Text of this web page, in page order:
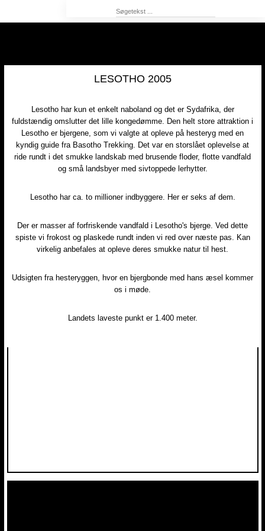
LESOTHO 2005​
Lesotho har kun et enkelt naboland og det er Sydafrika, der
fuldstændig omslutter det lille kongedømme. Den helt store attraktion i
Lesotho er bjergene, som vi valgte at opleve på hesteryg med en
kyndig guide fra Basotho Trekking.​ Det var en storslået oplevelse at
ride rundt i det smukke landskab med brusende floder, flotte vandfald
og små landsbyer med sivtoppede lerhytter.
Lesotho har ca. to millioner indbyggere. Her er seks af dem.​
Der er masser af forfriskende vandfald i Lesotho's bjerge. Ved dette
spiste vi frokost og plaskede rundt inden vi red over næste pas. Kan
virkelig anbefales at opleve deres smukke natur til hest.​
Udsigten fra hesteryggen, hvor en bjergbonde med hans æsel kommer
os i møde.​
Landets laveste punkt er 1.400 meter.